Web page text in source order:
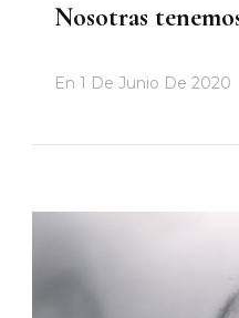
Nosotras
En 1 De Junio De 2020